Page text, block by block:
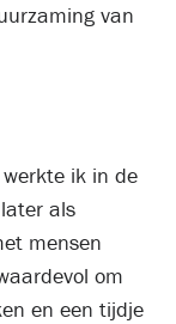
van
ik in de
als
mensen
om
en een tijdje